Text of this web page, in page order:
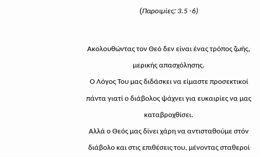
(Παροιμίες:3.5 -6)
Ακολουθώντας τον Θεό δεν είναι ένας τρόπος ζωής,
μερικής απασχόλησης.
Ο Λόγος Του μας διδάσκει να είμαστε προσεκτικοί
πάντα γιατί ο διάβολος ψάχνει για ευκαιρίες να μας
καταβροχθίσει.
Αλλά ο Θεός μας δίνει χάρη να αντισταθούμε στόν
διάβολο και στις επιθέσεις του, μένοντας σταθεροί